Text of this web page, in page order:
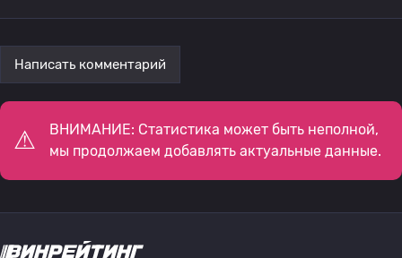
Написать комментарий
ВНИМАНИЕ: Статистика может быть неполной,
мы продолжаем добавлять актуальные данные.